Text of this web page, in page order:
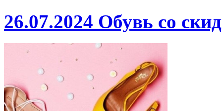
26.07.2024 Обувь со